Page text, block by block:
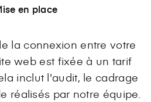
en place
la connexion entre votre
web est fixée à un tarif
inclut l'audit, le cadrage
réalisés par notre équipe.